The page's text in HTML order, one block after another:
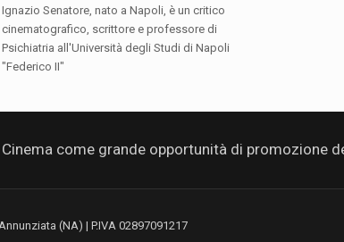
Ignazio Senatore, nato a Napoli, è un critico
cinematografico, scrittore e professore di
Psichiatria all'Università degli Studi di Napoli
"Federico II"
come grande opportunità di promozione
(NA) | P.IVA 02897091217